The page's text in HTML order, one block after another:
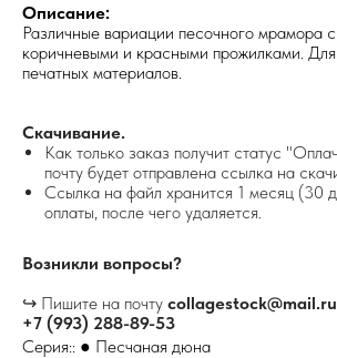
Описание:
Различные вариации песочного мрамора
коричневыми и красными прожилками.
печатных материалов.
Скачивание.
Как только заказ получит статус
почту будет отправлена ссылка на
Ссылка на файл хранится 1 месяц (30
оплаты, после чего удаляется.
Возникли вопросы?
↪ Пишите на почту collagestock@mail.ru
+7 (993) 288-89-53
Серия:: ● Песчаная дюна